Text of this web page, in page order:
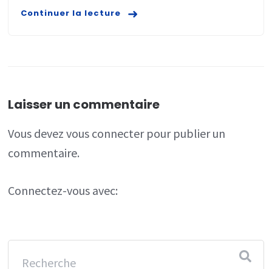
Continuer la lecture
Laisser un commentaire
Vous devezvous connecterpour publier un
commentaire.
Connectez-vous avec: